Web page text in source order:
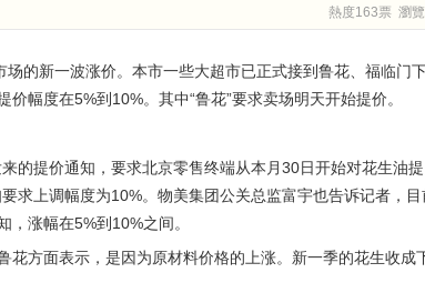
熱度163票 瀏
场的新一波涨价。本市一些大超市已正式接到鲁花、福临门
幅度在5%到10%。其中“鲁花”要求卖场明天开始提价。
的提价通知，要求北京零售终端从本月30日开始对花生油提
求上调幅度为10%。物美集团公关总监富宇也告诉记者，目
涨幅在5%到10%之间。
花方面表示，是因为原材料价格的上涨。新一季的花生收成